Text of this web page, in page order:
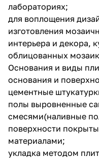
лабораториях;
для воплощения
изготовления
интерьера и декора,
облицованных
Основания и виды
основания и
цементные
полы выровненные
смесями(наливные
поверхности
материалами;
укладка методом